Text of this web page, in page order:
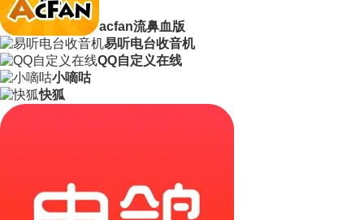
acfan流鼻血版
易听电台收音机
QQ自定义在线
小嘀咕
快狐